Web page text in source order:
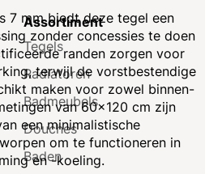
7 mm biedt deze tegel een
zonder concessies te doen
randen zorgen voor
terwijl de vorstbestendige
maken voor zowel binnen-
van 60x120 cm zijn
een minimalistische
om te functioneren in
en -koeling.
Assortiment
Tegels
Radiatoren
Badmeubels
Douches
Baden